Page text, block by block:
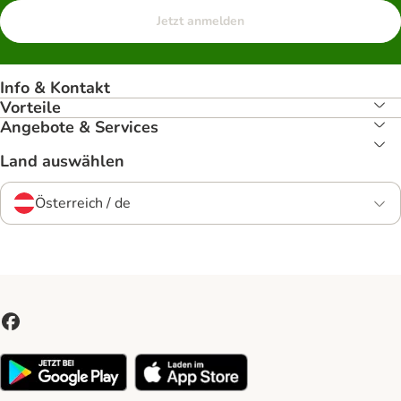
Jetzt anmelden
Info & Kontakt
Vorteile
Angebote & Services
Land auswählen
Österreich / de